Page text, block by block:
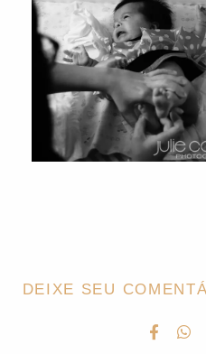
DEIXE SEU